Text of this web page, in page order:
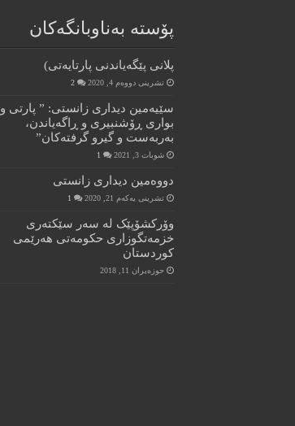
پۆستە بەناوبانگەکان
پلانی پێگەیاندنی پارتایەتی)
تشرینی دووەم 4, 2020 2
سێیەمین دیداری زانستی: ” پارتی و
بواری ڕۆشنبیری و ڕاگەیاندن،
بەربەست و گیرو گرفتەکان”
شوبات 3, 2021 1
دووەمین دیداری زانستی
تشرینی یەکەم 21, 2020 1
وۆرکشۆپێک له سەر سێکتەری
خزمەتگوزاری حکومەتی هەرێمی
کوردستان
حوزه‌یران 11, 2018